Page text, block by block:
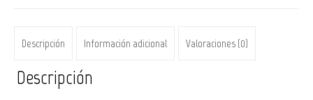
Descripción Información adicional Valoraciones (0)
Descripción